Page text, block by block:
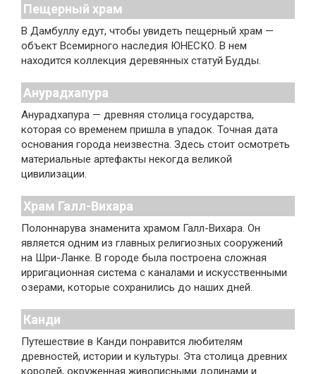
Пещерный храм
В Дамбуллу едут, чтобы увидеть пещерный храм —
объект Всемирного наследия ЮНЕСКО. В нем
находится коллекция деревянных статуй Будды.
Анурадхапура
Анурадхапура — древняя столица государства,
которая со временем пришла в упадок. Точная дата
основания города неизвестна. Здесь стоит осмотреть
материальные артефакты некогда великой
цивилизации.
Храм Галл-Вихара
Полоннарува знаменита храмом Галл-Вихара. Он
является одним из главных религиозных сооружений
на Шри-Ланке. В городе была построена сложная
ирригационная система с каналами и искусственными
озерами, которые сохранились до наших дней.
Канди
Путешествие в Канди понравится любителям
древностей, истории и культуры. Эта столица древних
королей, окруженная живописными долинами и